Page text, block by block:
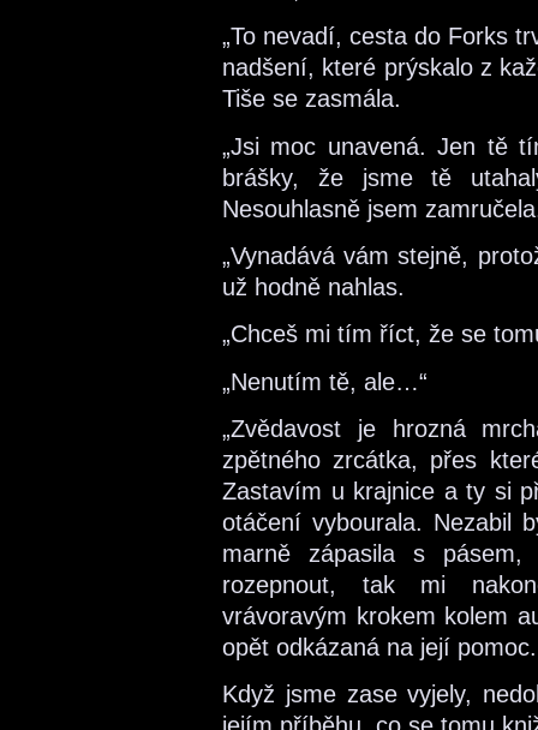
„To nevadí, cesta do Forks
nadšení, které prýskalo z
Tiše se zasmála.
„Jsi moc unavená. Jen tě
brášky, že jsme tě
Nesouhlasně jsem
„Vynadává vám stejně,
už hodně nahlas.
„Chceš mi tím říct, že se
„Nenutím tě, ale…“
„Zvědavost je hrozná
zpětného zrcátka, přes
Zastavím u krajnice a ty si
otáčení vybourala. Nezabil
marně zápasila s
rozepnout, tak mi
vrávoravým krokem kolem
opět odkázaná na její pomoc.
Když jsme zase vyjely,